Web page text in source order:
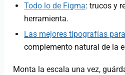
Todo lo de Figma: trucos y
herramienta.
Las mejores tipografías
complemento natural de la
Monta la escala una vez,